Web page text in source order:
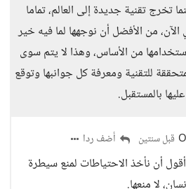
تخرج تقنية جديدة إلى العالم، تماما
الآن، من الأفضل أن نوجهها لما فيه خير
من الأساس، وهذا لا يتم سوى
للتقنية ومعرفة كل جوانبها وتوقع
بالمستقبل.
قبل سنتين أضف ردا
أن نأخذ الاحتياطات لمنع سيطرة